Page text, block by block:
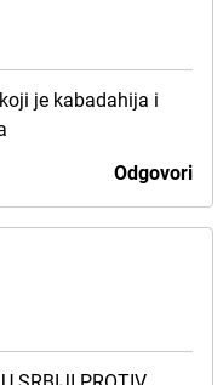
je kabadahija i
Odgovori